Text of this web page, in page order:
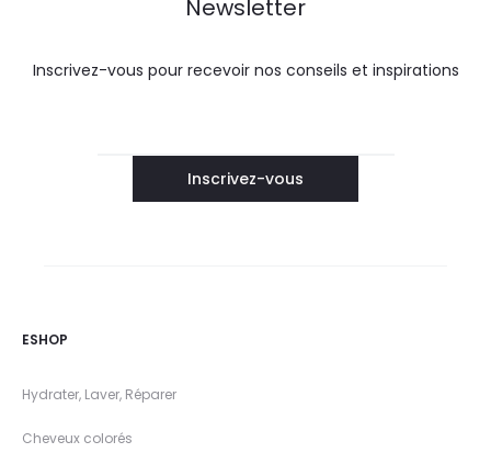
Newsletter
Inscrivez-vous pour recevoir nos conseils et inspirations
ESHOP
Hydrater, Laver, Réparer
Cheveux colorés